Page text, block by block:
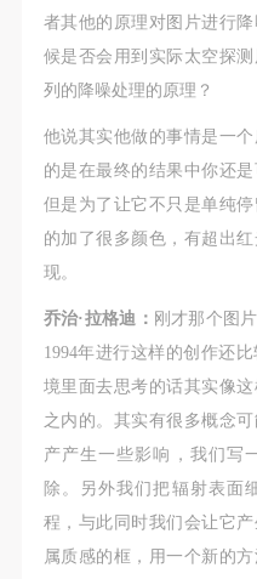
者其他的原理对图片进行
候是否会用到实际太空探
列的降噪处理的原理？
他说其实他做的事情是一
的是在最终的结果中你还
但是为了让它不只是单纯
的加了很多颜色，有超出
现。
乔治·拉格迪： 刚才那个图
1994年进行这样的创作还
境里面去思考的话其实像
之内的。其实有很多概念
产产生一些影响，我们写
除。另外我们把辐射表面
程，与此同时我们会让它
属质感的框，用一个新的